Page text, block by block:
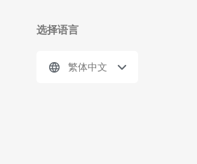
选择语言
繁体中文